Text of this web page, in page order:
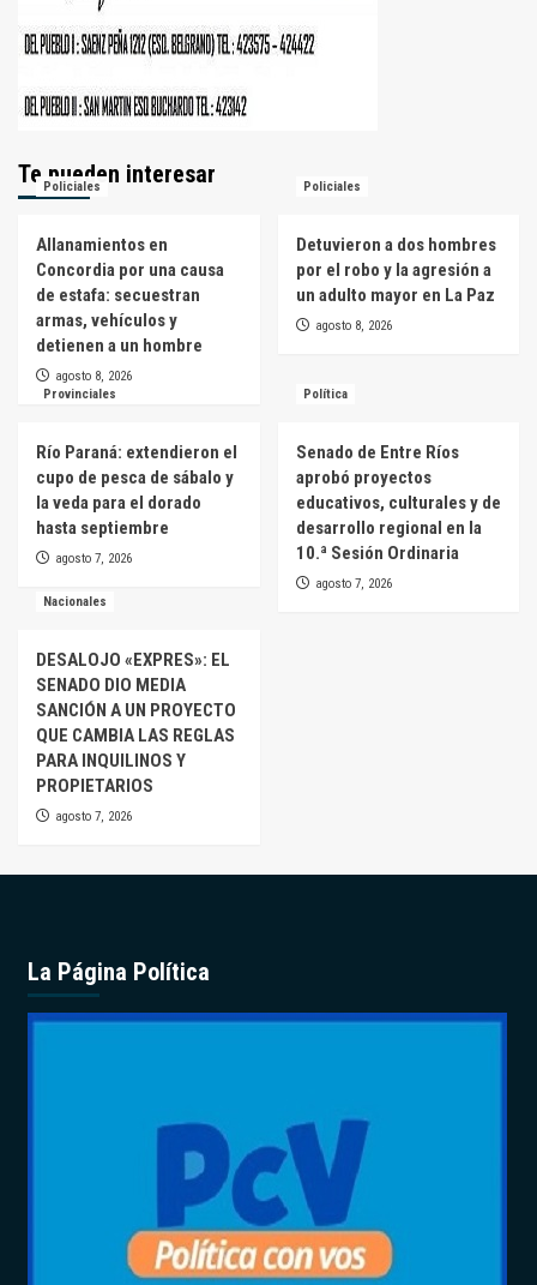
Te pueden interesar
Policiales
Allanamientos en
Concordia por una causa
de estafa: secuestran
armas, vehículos y
detienen a un hombre
agosto 8, 2026
Policiales
Detuvieron a dos hombres
por el robo y la agresión a
un adulto mayor en La Paz
agosto 8, 2026
Provinciales
Río Paraná: extendieron el
cupo de pesca de sábalo y
la veda para el dorado
hasta septiembre
agosto 7, 2026
Política
Senado de Entre Ríos
aprobó proyectos
educativos, culturales y de
desarrollo regional en la
10.ª Sesión Ordinaria
agosto 7, 2026
Nacionales
DESALOJO «EXPRES»: EL
SENADO DIO MEDIA
SANCIÓN A UN PROYECTO
QUE CAMBIA LAS REGLAS
PARA INQUILINOS Y
PROPIETARIOS
agosto 7, 2026
La Página Política